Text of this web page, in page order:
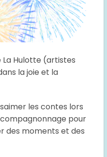
La Hulotte (artistes
la joie et la
les contes lors
pour
des moments et des